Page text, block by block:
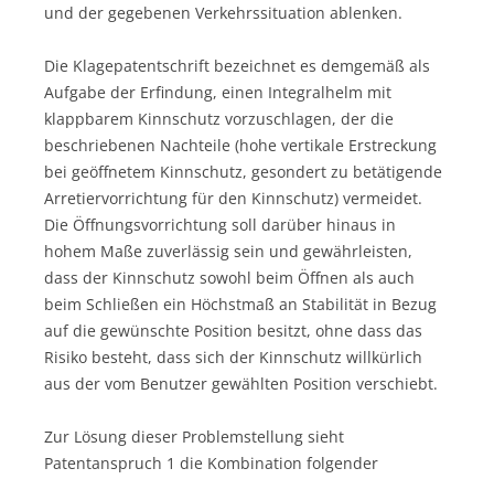
und der gegebenen Verkehrssituation ablenken.
Die Klagepatentschrift bezeichnet es demgemäß als
Aufgabe der Erfindung, einen Integralhelm mit
klappbarem Kinnschutz vorzuschlagen, der die
beschriebenen Nachteile (hohe vertikale Erstreckung
bei geöffnetem Kinnschutz, gesondert zu betätigende
Arretiervorrichtung für den Kinnschutz) vermeidet.
Die Öffnungsvorrichtung soll darüber hinaus in
hohem Maße zuverlässig sein und gewährleisten,
dass der Kinnschutz sowohl beim Öffnen als auch
beim Schließen ein Höchstmaß an Stabilität in Bezug
auf die gewünschte Position besitzt, ohne dass das
Risiko besteht, dass sich der Kinnschutz willkürlich
aus der vom Benutzer gewählten Position verschiebt.
Zur Lösung dieser Problemstellung sieht
Patentanspruch 1 die Kombination folgender